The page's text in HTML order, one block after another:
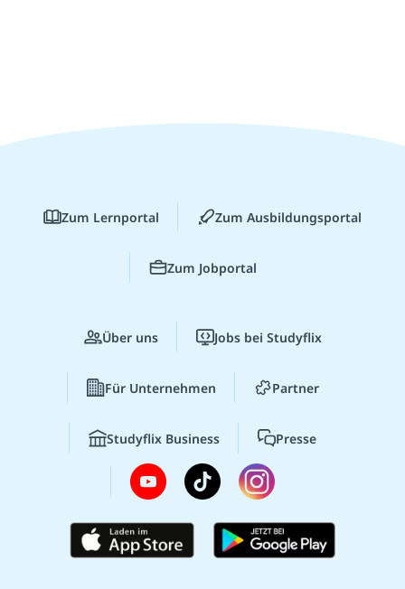
Zum Lernportal Zum Ausbildungsportal
Zum Jobportal
Über uns Jobs bei Studyflix
Für Unternehmen Partner
Studyflix Business Presse